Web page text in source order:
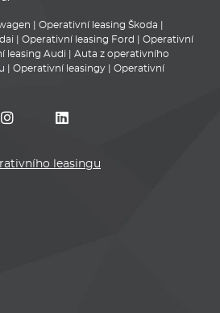
Operativní leasing Škoda
Operativní leasing Ford
Operativní
leasing Audi
Auta z operativního
Operativní leasingy
Operativní
leasingu